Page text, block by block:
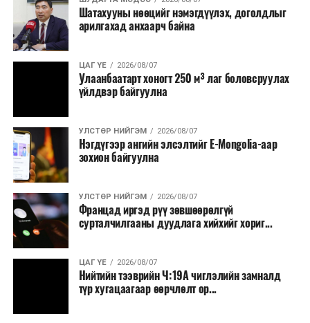
Шатахууны нөөцийг нэмэгдүүлэх, доголдлыг
арилгахад анхаарч байна
ЦАГ ҮЕ 2026/08/07
Улаанбаатарт хоногт 250 м³ лаг боловсруулах
үйлдвэр байгуулна
УЛСТӨР НИЙГЭМ 2026/08/07
Нэгдүгээр ангийн элсэлтийг E-Mongolia-аар
зохион байгуулна
УЛСТӨР НИЙГЭМ 2026/08/07
Францад иргэд рүү зөвшөөрөлгүй
сурталчилгааны дуудлага хийхийг хориг...
ЦАГ ҮЕ 2026/08/07
Нийтийн тээврийн Ч:19А чиглэлийн замналд
түр хугацаагаар өөрчлөлт ор...